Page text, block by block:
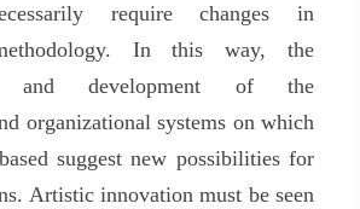
require changes in
In this way, the
and development of the
organizational systems on which
suggest new possibilities for
Artistic innovation must be seen